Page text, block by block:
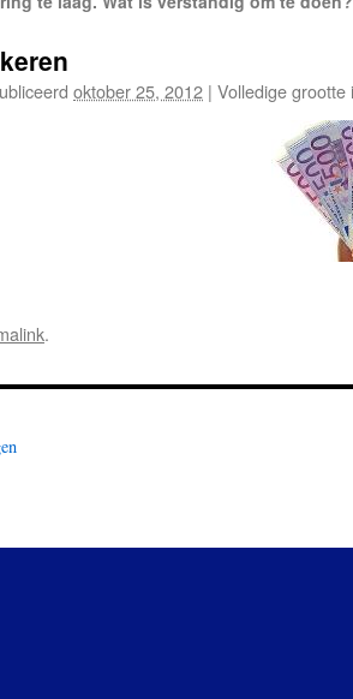
oktober 25, 2012 | Volledige
.